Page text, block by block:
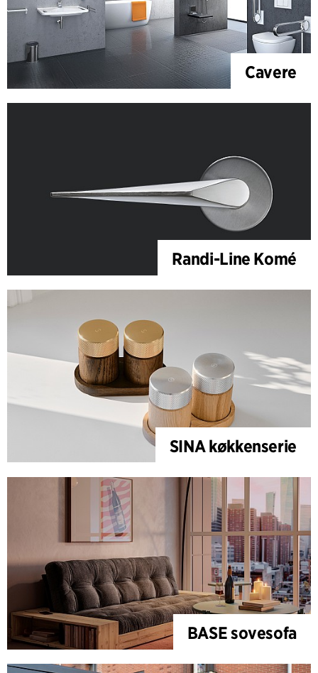
Cavere
Randi-Line Komé
SINA køkkenserie
BASE sovesofa